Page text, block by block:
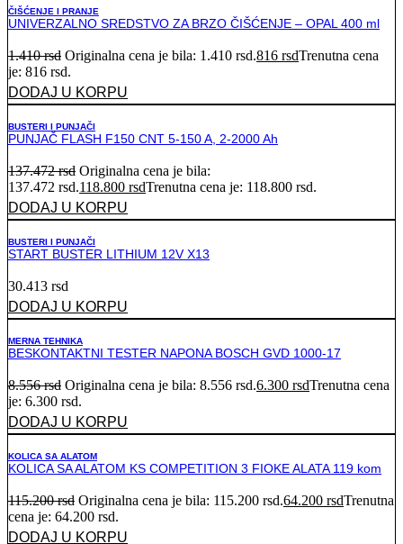
ČIŠĆENJE I PRANJE
UNIVERZALNO SREDSTVO ZA BRZO ČIŠĆENJE – OPAL 400 ml
1.410rsd Originalna cena je bila: 1.410 rsd.816 rsdTrenutna cena
je: 816 rsd.
DODAJ U KORPU
BUSTERI I PUNJAČI
PUNJAČ FLASH F150 CNT 5-150 A, 2-2000 Ah
137.472rsd Originalna cena je bila:
137.472 rsd.118.800 rsdTrenutna cena je: 118.800 rsd.
DODAJ U KORPU
BUSTERI I PUNJAČI
START BUSTER LITHIUM 12V X13
30.413 rsd
DODAJ U KORPU
MERNA TEHNIKA
BESKONTAKTNI TESTER NAPONA BOSCH GVD 1000-17
8.556rsd Originalna cena je bila: 8.556 rsd.6.300 rsdTrenutna cena
je: 6.300 rsd.
DODAJ U KORPU
KOLICA SA ALATOM
KOLICA SA ALATOM KS COMPETITION 3 FIOKE ALATA 119 kom
115.200rsd Originalna cena je bila: 115.200 rsd.64.200 rsdTrenutna
cena je: 64.200 rsd.
DODAJ U KORPU